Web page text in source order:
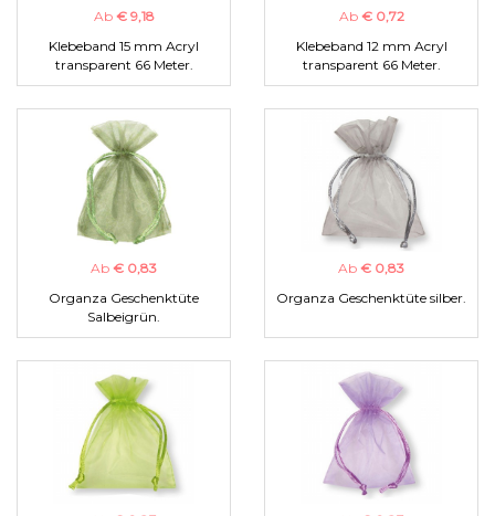
Ab € 9,18
Klebeband 15 mm Acryl
transparent 66 Meter.
Ab € 0,72
Klebeband 12 mm Acryl
transparent 66 Meter.
Ab € 0,83
Organza Geschenktüte
Salbeigrün.
Ab € 0,83
Organza Geschenktüte silber.